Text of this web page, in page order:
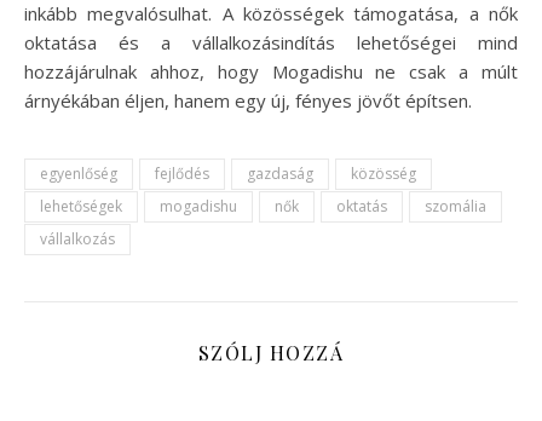
inkább megvalósulhat. A közösségek támogatása, a nők
oktatása és a vállalkozásindítás lehetőségei mind
hozzájárulnak ahhoz, hogy Mogadishu ne csak a múlt
árnyékában éljen, hanem egy új, fényes jövőt építsen.
egyenlőség fejlődés gazdaság
közösség
lehetőségek
mogadishu nők oktatás
szomália
vállalkozás
SZÓLJ HOZZÁ